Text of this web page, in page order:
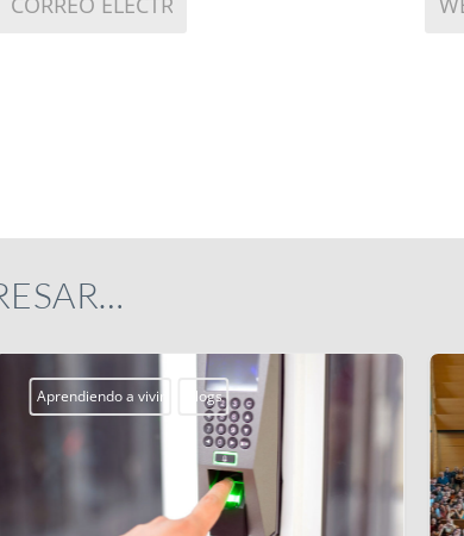
Aprendiendo a vivir Blogs